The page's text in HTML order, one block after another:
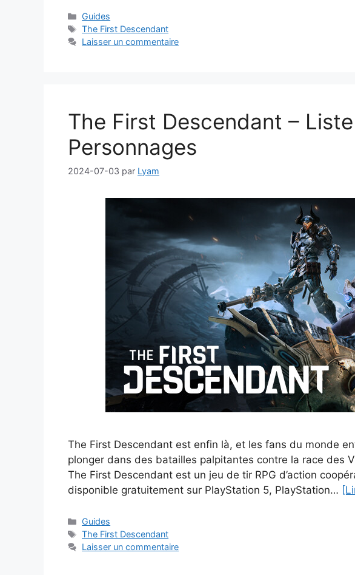
Catégories
Guides
Étiquettes
The First Descendant
Laisser un commentaire
The First Descendant –
Personnages
2024-07-03 par Lyam
The First Descendant est enfin là, et les fans du monde
plonger dans des batailles palpitantes contre la race des
The First Descendant est un jeu de tir RPG d’action
disponible gratuitement sur PlayStation 5, PlayStation…
Catégories
Guides
Étiquettes
The First Descendant
Laisser un commentaire